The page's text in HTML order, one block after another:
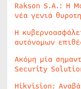
Rakson S.A.: Η
νέα γενιά
Η
αυτόνομων
Ακόμη μία
Security
Hikvision: